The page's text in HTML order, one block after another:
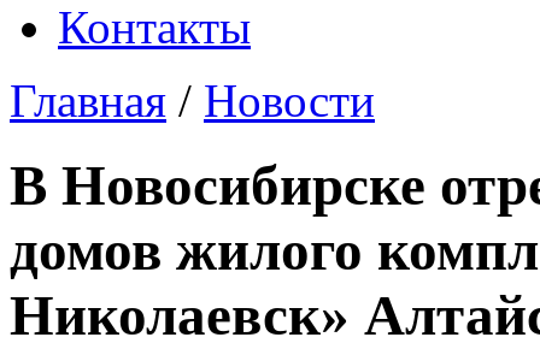
Контакты
Главная / Новости
В Новосибирске
домов жилого
Николаевск»